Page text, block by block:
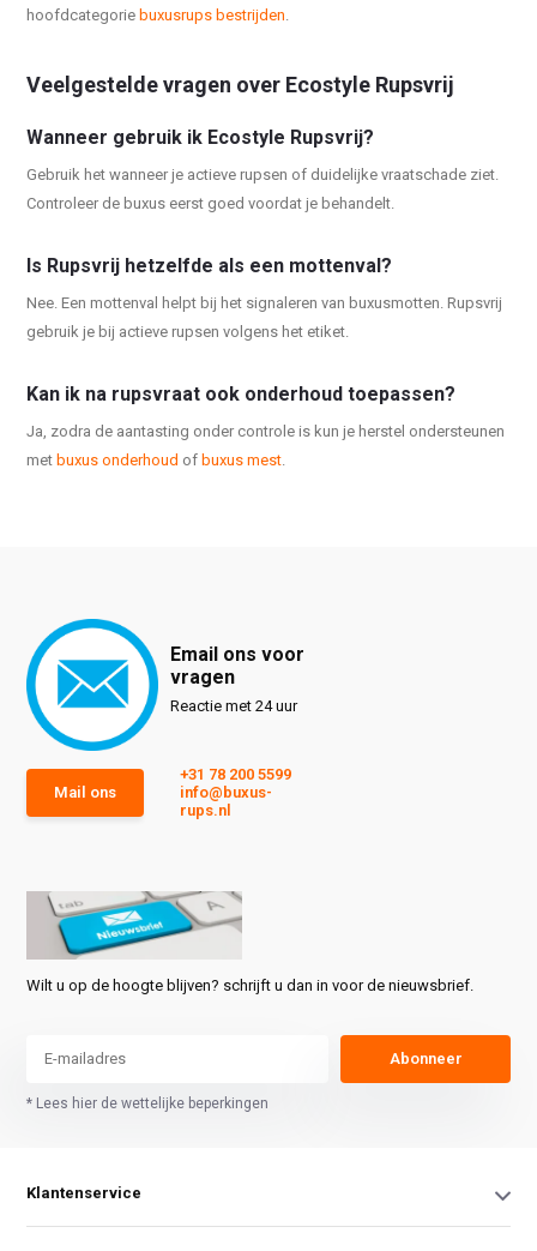
hoofdcategorie buxusrups bestrijden.
Veelgestelde vragen over Ecostyle Rupsvrij
Wanneer gebruik ik Ecostyle Rupsvrij?
Gebruik het wanneer je actieve rupsen of duidelijke vraatschade ziet.
Controleer de buxus eerst goed voordat je behandelt.
Is Rupsvrij hetzelfde als een mottenval?
Nee. Een mottenval helpt bij het signaleren van buxusmotten. Rupsvrij
gebruik je bij actieve rupsen volgens het etiket.
Kan ik na rupsvraat ook onderhoud toepassen?
Ja, zodra de aantasting onder controle is kun je herstel ondersteunen
met buxus onderhoud of buxus mest.
Email ons voor
vragen
Reactie met 24 uur
Mail ons
+31 78 200 5599
info@buxus-
rups.nl
Wilt u op de hoogte blijven? schrijft u dan in voor de nieuwsbrief.
Abonneer
* Lees hier de wettelijke beperkingen
Klantenservice